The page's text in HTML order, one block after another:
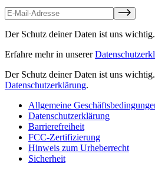
Der Schutz deiner Daten ist uns wichtig.
Erfahre mehr in unserer
Der Schutz deiner Daten ist uns wichtig.
Datenschutzerklärung.
Allgemeine
Datenschutzerklärung
Barrierefreiheit
FCC-Zertifizierung
Hinweis zum Urheberrecht
Sicherheit